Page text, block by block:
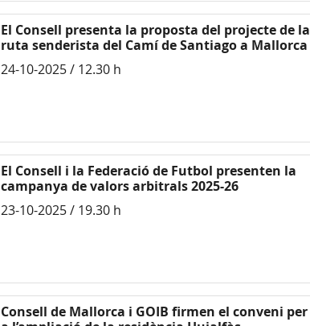
El Consell presenta la proposta del projecte de la
ruta senderista del Camí de Santiago a Mallorca
24-10-2025 / 12.30 h
El Consell i la Federació de Futbol presenten la
campanya de valors arbitrals 2025-26
23-10-2025 / 19.30 h
Consell de Mallorca i GOIB firmen el conveni per